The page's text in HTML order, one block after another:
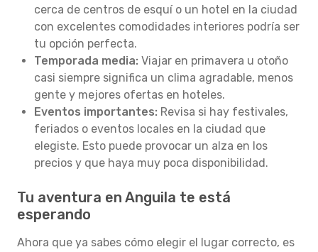
cerca de centros de esquí o un hotel en la ciudad
con excelentes comodidades interiores podría ser
tu opción perfecta.
Temporada media: Viajar en primavera u otoño
casi siempre significa un clima agradable, menos
gente y mejores ofertas en hoteles.
Eventos importantes: Revisa si hay festivales,
feriados o eventos locales en la ciudad que
elegiste. Esto puede provocar un alza en los
precios y que haya muy poca disponibilidad.
Tu aventura en Anguila te está
esperando
Ahora que ya sabes cómo elegir el lugar correcto, es